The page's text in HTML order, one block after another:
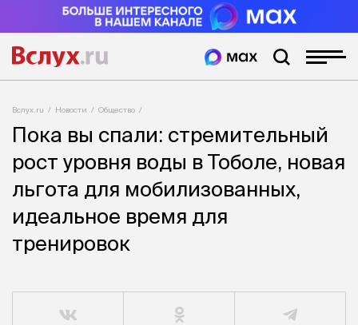
Вслух.ru Новости Общество
Пока вы спали: стремительный
рост уровня воды в Тоболе, новая
льгота для мобилизованных,
идеальное время для
тренировок